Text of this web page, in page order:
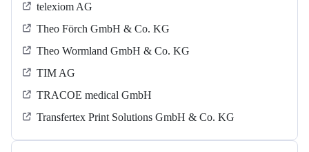
telexiom AG
Theo Förch GmbH & Co. KG
Theo Wormland GmbH & Co. KG
TIM AG
TRACOE medical GmbH
Transfertex Print Solutions GmbH & Co. KG